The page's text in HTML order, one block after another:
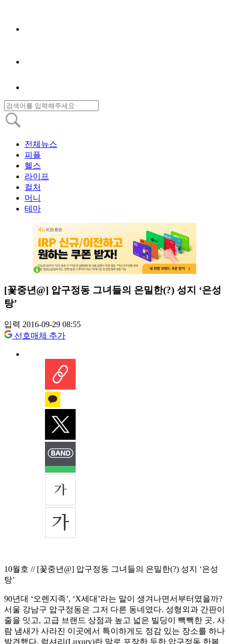
전체뉴스
피플
헬스
라이프
컬처
머니
테마
[꽃중년@] 압구정동 그녀들의 은밀한(?) 성지 ‘은성
탕’
입력 2016-09-29 08:55
선호매체 추가
10월호 // [꽃중년@] 압구정동 그녀들의 은밀한(?) 성지 ‘은성
탕’
90년대 ‘오렌지족’, ‘X세대’라는 말이 생겨나면서부터였을까?
서울 강남구 압구정동은 그저 다른 동네였다. 성형외과 간판이
줄을 잇고, 고급 브랜드 상점과 높고 넓은 빌딩이 빽빽한 곳. 사
람 냄새가 사라진 이곳에서 특이하게도 정감 있는 장소를 하나
발견했다. 럭셔리(Luxury)란 말로 포장한 듯한 압구정동 한복